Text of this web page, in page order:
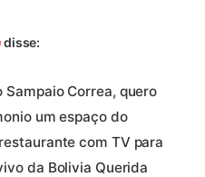
disse:
Correa, quero
um espaço do
com TV para
da Bolivia Querida